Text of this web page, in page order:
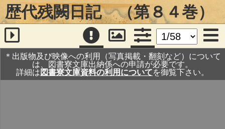
歴代残闕日記 （第８４巻）
＊出版物及び映像への利用（写真掲載・翻刻など）について
は、図書寮文庫出納係への申請が必要です。
詳細は 図書寮文庫資料の利用についてを御覧下さい。